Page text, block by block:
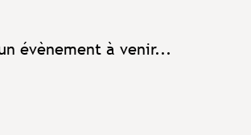
évènement à venir...